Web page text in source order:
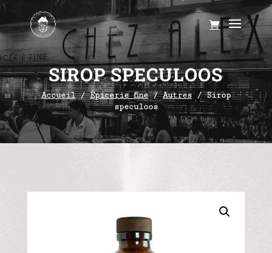
SIROP SPECULOOS
Accueil/Épicerie fine/Autres/ Sirop
speculoos